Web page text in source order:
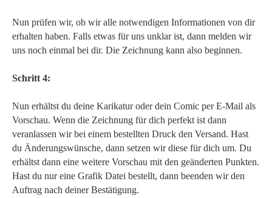
Nun prüfen wir, ob wir alle notwendigen Informationen von dir
erhalten haben. Falls etwas für uns unklar ist, dann melden wir
uns noch einmal bei dir. Die Zeichnung kann also beginnen.
Schritt 4:
Nun erhältst du deine Karikatur oder dein Comic per E-Mail als
Vorschau. Wenn die Zeichnung für dich perfekt ist dann
veranlassen wir bei einem bestellten Druck den Versand. Hast
du Änderungswünsche, dann setzen wir diese für dich um. Du
erhältst dann eine weitere Vorschau mit den geänderten Punkten.
Hast du nur eine Grafik Datei bestellt, dann beenden wir den
Auftrag nach deiner Bestätigung.